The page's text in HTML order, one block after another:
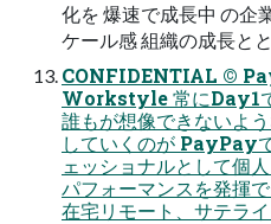
化を 爆速で成長中 の企
ケール感 組織の成長と
CONFIDENTIAL ©
Workstyle 常にDay1で
誰もが想像できないよ
していくのが PayPay
ェッショナルとして個
パフォーマンスを発揮
在宅リモート、サテラ